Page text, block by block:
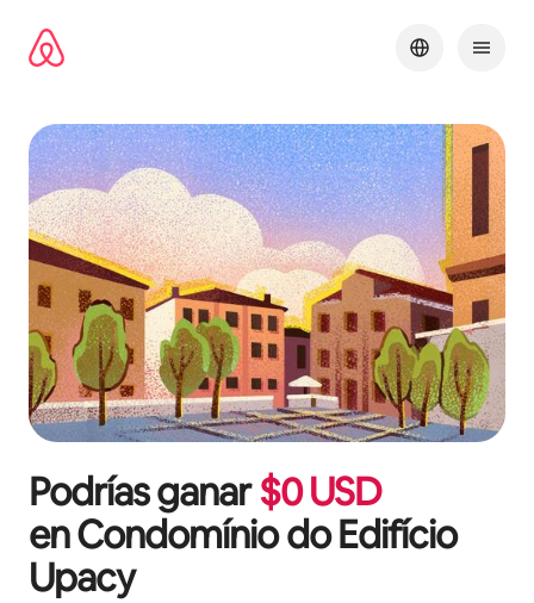
contenido
Podrías ganar$0USD
enCondomínio do Edifício
Upacy